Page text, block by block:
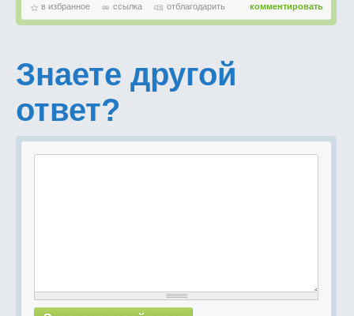
комментировать
в избранное ссылка отблагодарить
Знаете другой
ответ?